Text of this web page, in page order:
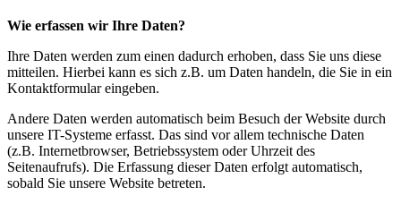
Wie erfassen wir Ihre Daten?
Ihre Daten werden zum einen dadurch erhoben, dass Sie uns diese
mitteilen. Hierbei kann es sich z.B. um Daten handeln, die Sie in ein
Kontaktformular eingeben.
Andere Daten werden automatisch beim Besuch der Website durch
unsere IT-Systeme erfasst. Das sind vor allem technische Daten
(z.B. Internetbrowser, Betriebssystem oder Uhrzeit des
Seitenaufrufs). Die Erfassung dieser Daten erfolgt automatisch,
sobald Sie unsere Website betreten.